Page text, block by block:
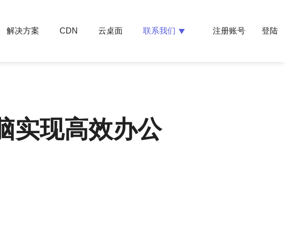
解决方案 CDN 云桌面 联系我们 注册账号 登陆
实现高效办公